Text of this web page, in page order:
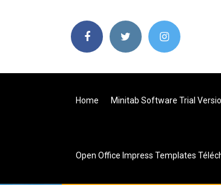
Home Minitab Software Trial
Open Office Impress Templates